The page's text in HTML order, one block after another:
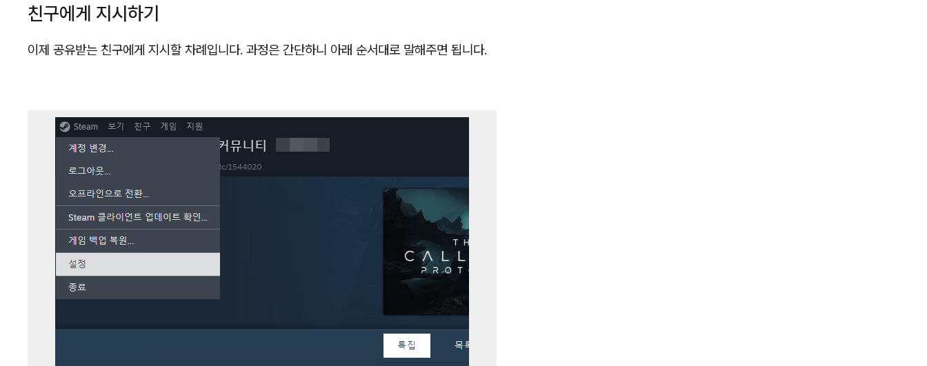
친구에게 지시하기
이제 공유받는 친구에게 지시할 차례입니다. 과정은 간단하니 아래 순서대로 말해주면 됩니다.